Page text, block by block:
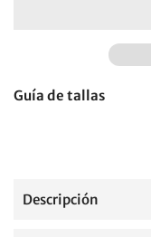
Guía de tallas
Descripción